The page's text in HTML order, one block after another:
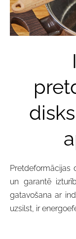
Pretdeformācijas
un garantē
gatavošana ar
uzsilst, ir